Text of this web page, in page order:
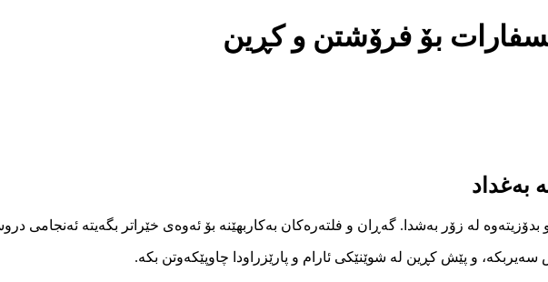
بۆ فرۆشتن و کڕین
بەغداد
بدۆزیتەوە لە زۆر بەشدا. گەڕان و فلتەرەکان بەکاربهێنە بۆ ئەوەی خێراتر بگەیتە ئەنجامی
و پێش کڕین لە شوێنێکی ئارام و پارێزراودا چاوپێکەوتن بکە.